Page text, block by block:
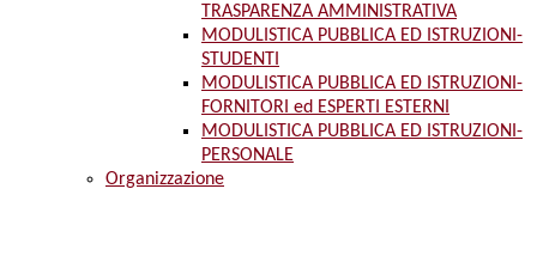
TRASPARENZA AMMINISTRATIVA
MODULISTICA PUBBLICA ED ISTRUZIONI-
STUDENTI
MODULISTICA PUBBLICA ED ISTRUZIONI-
FORNITORI ed ESPERTI ESTERNI
MODULISTICA PUBBLICA ED ISTRUZIONI-
PERSONALE
Organizzazione